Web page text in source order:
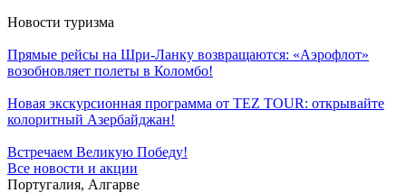
Новости туризма
Прямые рейсы на Шри-Ланку возвращаются: «Аэрофлот»
возобновляет полеты в Коломбо!
Новая экскурсионная программа от TEZ TOUR: открывайте
колоритный Азербайджан!
Встречаем Великую Победу!
Все новости и акции
Португалия, Алгарве